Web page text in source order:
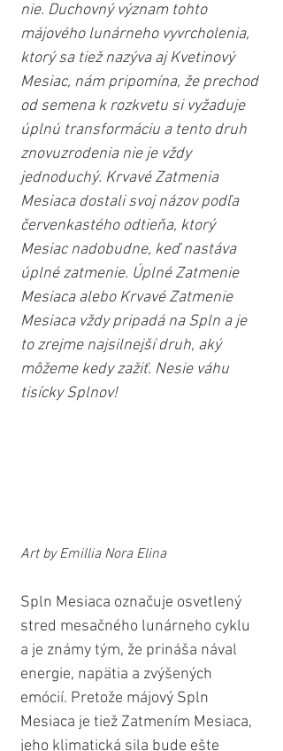
nie. Duchovný význam tohto
májového lunárneho vyvrcholenia,
ktorý sa tiež nazýva aj Kvetinový
Mesiac, nám pripomína, že prechod
od semena k rozkvetu si vyžaduje
úplnú transformáciu a tento druh
znovuzrodenia nie je vždy
jednoduchý. Krvavé Zatmenia
Mesiaca dostali svoj názov podľa
červenkastého odtieňa, ktorý
Mesiac nadobudne, keď nastáva
úplné zatmenie. Úplné Zatmenie
Mesiaca alebo Krvavé Zatmenie
Mesiaca vždy pripadá na Spln a je
to zrejme najsilnejší druh, aký
môžeme kedy zažiť. Nesie váhu
tisícky Splnov!
Art by Emillia Nora Elina
Spln Mesiaca označuje osvetlený
stred mesačného lunárneho cyklu
a je známy tým, že prináša nával
energie, napätia a zvýšených
emócií. Pretože májový Spln
Mesiaca je tiež Zatmením Mesiaca,
jeho klimatická sila bude ešte